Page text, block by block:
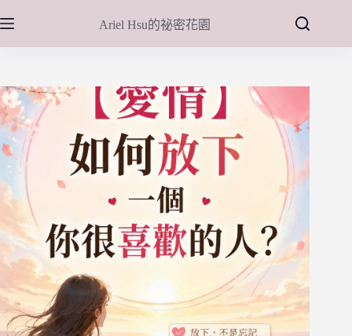
至
主
內
容
Ariel Hsu的祕密花園